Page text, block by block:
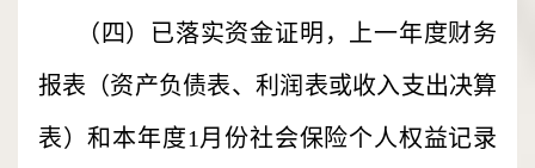
（四）已落实资金证明，上一年度财务
报表（资产负债表、利润表或收入支出决算
表）和本年度1月份社会保险个人权益记录